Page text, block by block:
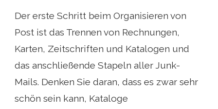
Der erste Schritt beim Organisieren von
Post ist das Trennen von Rechnungen,
Karten, Zeitschriften und Katalogen und
das anschließende Stapeln aller Junk-
Mails. Denken Sie daran, dass es zwar sehr
schön sein kann, Kataloge